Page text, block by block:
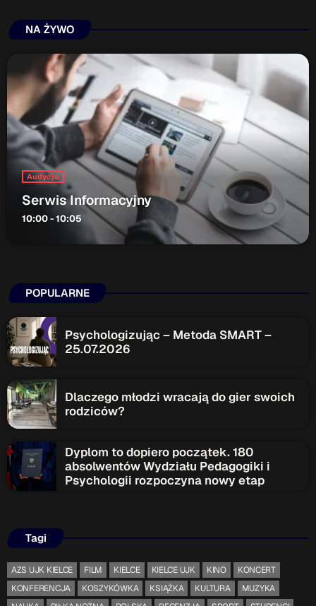
NA ŻYWO
Audycja
Serwis Informacyjny
10:00 - 10:05
POPULARNE
Psychologizując – Metoda SMART –
25.07.2026
Dlaczego młodzi wracają do gier swoich
rodziców?
Dyplom to dopiero początek. 180
absolwentów Wydziału Pedagogiki i
Psychologii rozpoczyna nowy etap
Tagi
AZS UJK KIELCE FILM KIELCE KIELCE UJK KINO
KONCERT
KONFERENCJA
KOSZYKÓWKA KSIĄŻKA KULTURA
MUZYKA